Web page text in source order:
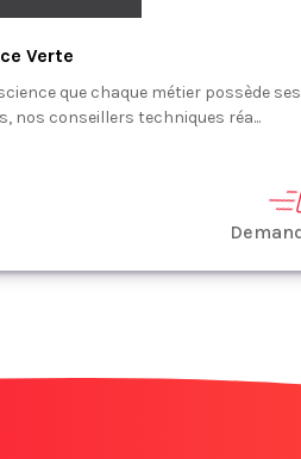
Verte
que chaque métier possède
nos conseillers techniques réa...